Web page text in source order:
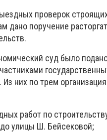
проверок
дано поручение
суд было
них по трем
работ по
улицы Ш. Бейсековой;